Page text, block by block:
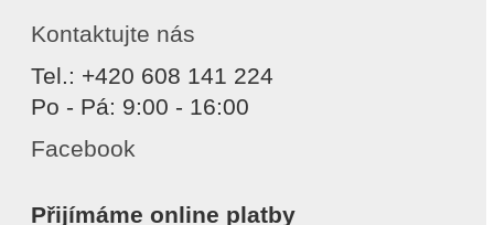
Kontaktujte nás
Tel.: +420 608 141 224
Po - Pá: 9:00 - 16:00
Facebook
Přijímáme online platby